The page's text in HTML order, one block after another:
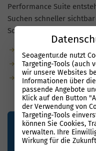
Performance Suite
Suchen schneller
Sonneberg.
Garantierte
Bis zu 80 % weniger
KI-suchoptimiert:
Relevanz, klare
Seoagentur.de nutzt
Targeting-Tools (auch
wir unsere Websites
Informationen über
passende Angebote
Klick auf den Button
der Verwendung von
Targeting-Tools
können Sie Cookies,
verwalten. Ihre
Wirkung für die